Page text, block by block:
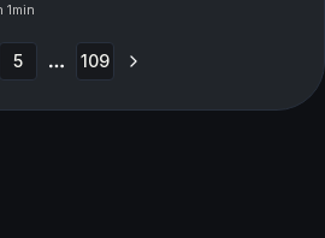
- 0-1 til Start 01:31:20 - 1-1 til Brann
1min
5 109